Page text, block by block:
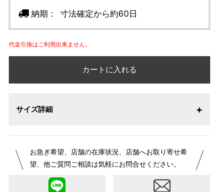
納期： 寸法確定から約60日
代金引換はご利用出来ません。
カートに入れる
サイズ詳細
が変更になりました。パターンオーダーは、お客様のお声か
らよりお召しになりやすい寸法に変更いたしました。変更点
について詳細をお知りになりたい方はお問い合わせくださ
お急ぎ希望、店舗の在庫状況、店舗へお取り寄せ希
望、他ご質問ご相談は気軽にお問合せください。